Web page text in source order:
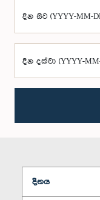
දින සිට (YYYY-MM-
දින දක්වා (YYYY-
දිනය